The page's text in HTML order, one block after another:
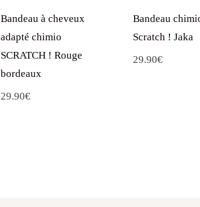
Bandeau à cheveux
adapté chimio
SCRATCH ! Rouge
bordeaux
29.90€
Bandeau
Scratch ! Jaka
29.90€